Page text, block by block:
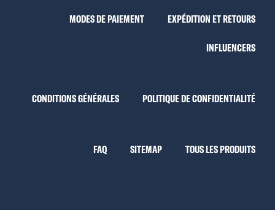
MODES DE PAIEMENT EXPÉDITION ET RETOURS
INFLUENCERS
CONDITIONS GÉNÉRALES POLITIQUE DE CONFIDENTIALITÉ
FAQ SITEMAP TOUS LES PRODUITS